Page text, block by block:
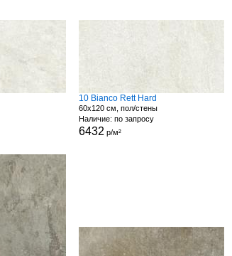
10 Bianco Rett Hard
60x120 см, пол/стены
Наличие: по запросу
6432 р/м²